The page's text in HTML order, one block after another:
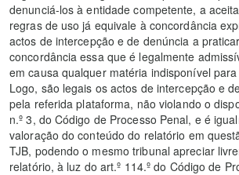
denunciá-los à entidade competente, a
regras de uso já equivale à concordância
actos de intercepção e de denúncia a
concordância essa que é legalmente
em causa qualquer matéria indisponível
Logo, são legais os actos de intercepção e
pela referida plataforma, não violando o
n.º 3, do Código de Processo Penal, e é
valoração do conteúdo do relatório em
TJB, podendo o mesmo tribunal apreciar
relatório, à luz do art.º 114.º do Código de